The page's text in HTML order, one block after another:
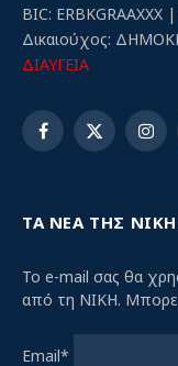
BIC:
Δικαιούχος:
ΔΙΑΥΓΕΙΑ
Facebook
X
ΤΑ ΝΕΑ ΤΗΣ
Το e-mail σας θα
από τη ΝΙΚΗ.
Email*